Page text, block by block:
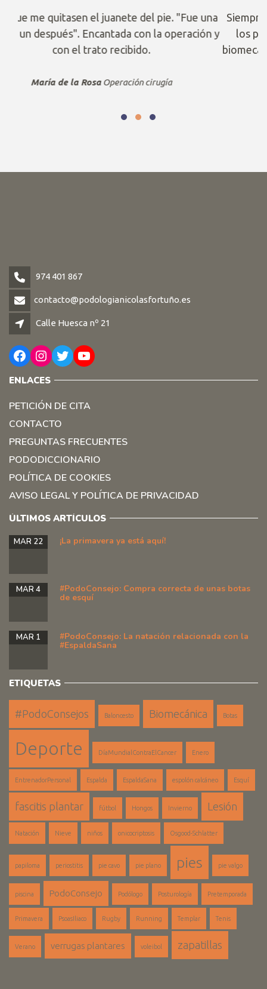
Siempre se me cargaban los gemelos después de
los partidos. Después de hacerme un estudio
biomecánico y seguir las pautas de Nicolás dejaron
974 401 867
contacto@podologianicolasfortuño.es
Calle Huesca nº 21
Facebook
Instagram
TwitterYouTube
ENLACES
PETICIÓN DE CITA
CONTACTO
PREGUNTAS FRECUENTES
PODODICCIONARIO
POLÍTICA DE COOKIES
AVISO LEGAL Y POLÍTICA DE PRIVACIDAD
ÚLTIMOS ARTÍCULOS
¡La primavera ya está aquí!
MAR 22
#PodoConsejo: Compra correcta de unas botas
de esquí
MAR 4
#PodoConsejo: La natación relacionada con la
#EspaldaSana
MAR 1
ETIQUETAS
#PodoConsejos Baloncesto Biomecánica Botas
Deporte DíaMundialContraElCancer Enero
EntrenadorPersonal Espalda EspaldaSana espolón calcáneo Esquí
fascitis plantar fútbol Hongos Invierno Lesión
Natación Nieve niños onicocriptosis Osgood-Schlatter
papiloma periostitis pie cavo pie plano pies pie valgo
piscina PodoConsejo Podólogo Posturología Pretemporada
Primavera PsoasIliaco Rugby Running Templar Tenis
Verano verrugas plantares voleibol zapatillas